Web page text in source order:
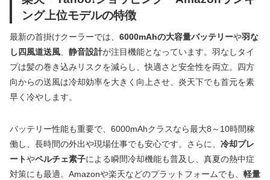
ング上位モデルの特徴
最新の首掛けクーラーでは、 6000mAhの大容量バッテリーや羽な
し四風道送風
静音設計が注目機能となっています。羽なしタイ
プは髪の巻き込みリスクを減らし、快適さと安全性を両立。四方
向からの送風は冷却効率を大きく向上させ、炎天下でも首元を素
早く冷やします。
バッテリー性能も重要で、6000mAhクラスなら最大8～10時間稼
働し、長時間の外出や現場仕事でも安心です。さらに、 冷却プレ
ートやペルチェ素子による瞬間冷却機能も普及し、真夏の熱中症
対策にも最適。Amazonや楽天などのプラットフォームでも、 軽量